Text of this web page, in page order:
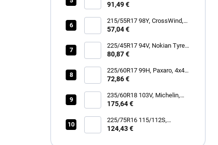
N'BLUE 4SEASON
91,49 €
215/55R17 98Y, CrossWind,
SPORT PEAK
57,04 €
225/45R17 94V, Nokian Tyres,
SEASONPROOF 2
80,87 €
225/60R17 99H, Paxaro, 4x4
SUMMER
72,86 €
235/60R18 103V, Michelin,
LATITUDE TOUR HP
175,64 €
225/75R16 115/112S,
Hankook, RF12 DYNAPRO
124,43 €